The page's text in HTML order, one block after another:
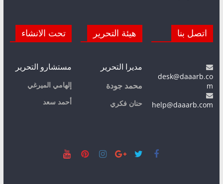
اتصل بنا
desk@daaarb.co
m
help@daaarb.com
هيئة التحرير
مديرا التحرير
محمد جودة
حنان فكري
تحت الانشاء
مستشارو التحرير
إلهامي الميرغي
أحمد سعد